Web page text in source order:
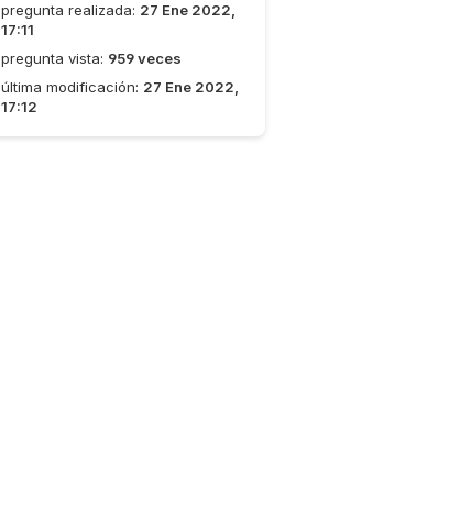
pregunta realizada: 27 Ene 2022,
17:11
pregunta vista: 959 veces
última modificación: 27 Ene 2022,
17:12